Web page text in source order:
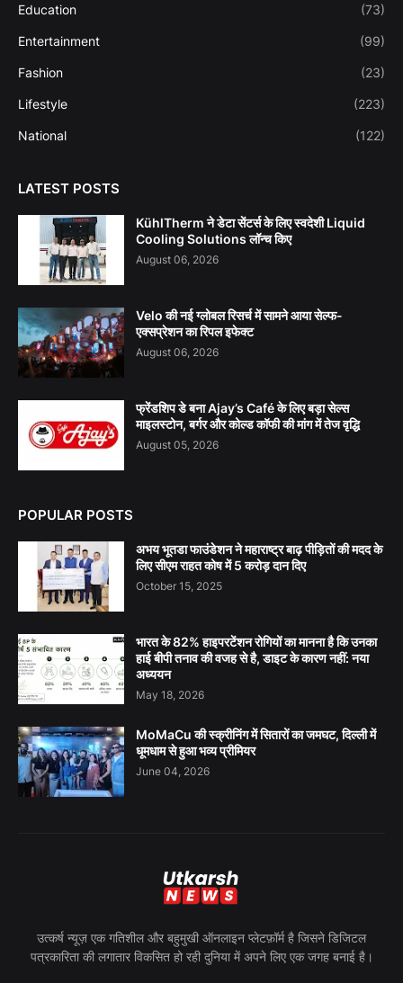
Education (73)
Entertainment (99)
Fashion (23)
Lifestyle (223)
National (122)
LATEST POSTS
KühlTherm ने डेटा सेंटर्स के लिए स्वदेशी Liquid
Cooling Solutions लॉन्च किए
August 06, 2026
Velo की नई ग्लोबल रिसर्च में सामने आया सेल्फ-
एक्सप्रेशन का रिपल इफेक्ट
August 06, 2026
फ्रेंडशिप डे बना Ajay’s Café के लिए बड़ा सेल्स
माइलस्टोन, बर्गर और कोल्ड कॉफी की मांग में तेज वृद्धि
August 05, 2026
POPULAR POSTS
अभय भूतडा फाउंडेशन ने महाराष्ट्र बाढ़ पीड़ितों की मदद के
लिए सीएम राहत कोष में 5 करोड़ दान दिए
October 15, 2025
भारत के 82% हाइपरटेंशन रोगियों का मानना है कि उनका
हाई बीपी तनाव की वजह से है, डाइट के कारण नहीं: नया
अध्ययन
May 18, 2026
MoMaCu की स्क्रीनिंग में सितारों का जमघट, दिल्ली में
धूमधाम से हुआ भव्य प्रीमियर
June 04, 2026
उत्कर्ष न्यूज़ एक गतिशील और बहुमुखी ऑनलाइन प्लेटफ़ॉर्म है जिसने डिजिटल
पत्रकारिता की लगातार विकसित हो रही दुनिया में अपने लिए एक जगह बनाई है।